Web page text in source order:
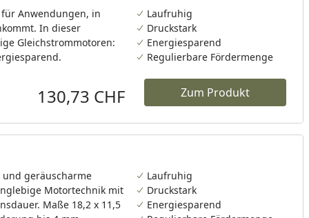
für Anwendungen, in
In dieser
Gleichstrommotoren:
Laufruhig
Druckstark
Energiesparend
Regulierbare Fördermenge
Aktueller Preis
130,73 CHF Zum Produkt
geräuscharme
Motortechnik mit
Maße 18,2 x 11,5
Laufruhig
Druckstark
Energiesparend